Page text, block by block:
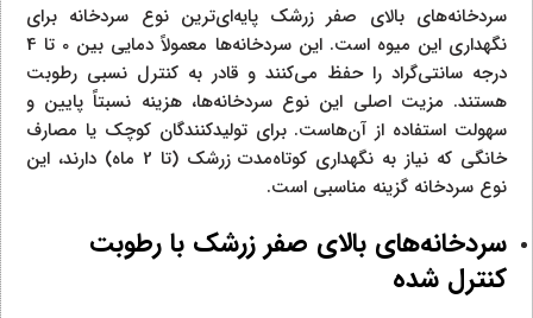
سردخانه‌های بالای صفر زرشک پایه‌ای‌ترین نوع سردخانه برای
نگهداری این میوه است. این سردخانه‌ها معمولاً دمایی بین 0 تا 4
درجه سانتی‌گراد را حفظ می‌کنند و قادر به کنترل نسبی رطوبت
هستند. مزیت اصلی این نوع سردخانه‌ها، هزینه نسبتاً پایین و
سهولت استفاده از آن‌هاست. برای تولیدکنندگان کوچک یا مصارف
خانگی که نیاز به نگهداری کوتاه‌مدت زرشک (تا 2 ماه) دارند، این
نوع سردخانه گزینه مناسبی است.
سردخانه‌های بالای صفر زرشک با رطوبت
کنترل شده